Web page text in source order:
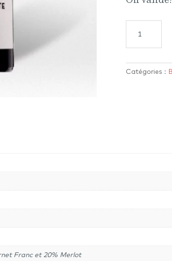
Clos
Manzotte
Catégories :
Franc et 20% Merlot